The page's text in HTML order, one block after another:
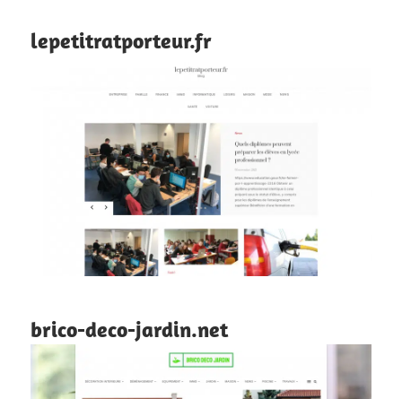
lepetitratporteur.fr
brico-deco-jardin.net